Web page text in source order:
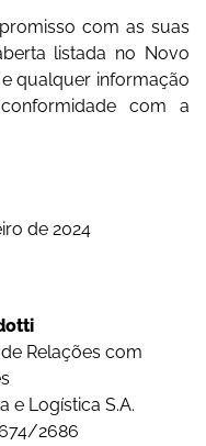
com as suas
listada no Novo
qualquer informação
com a
de 2024
Relações com
e Logística S.A.
2686